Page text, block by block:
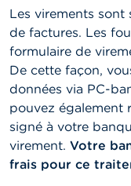
Les virements
de factures. Les
formulaire de
De cette façon,
données via PC-
pouvez également
signé à votre
virement. Votre
frais pour ce